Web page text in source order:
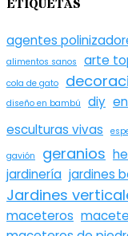
ETIQUETAS
agentes
alimentos sanos
arte
cola de gato
diseño en bambú diy
esculturas vivas
gavión geranios
jardinería jardines
Jardines
maceteros